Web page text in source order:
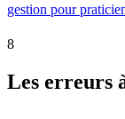
gestion pour
8
Les erreurs